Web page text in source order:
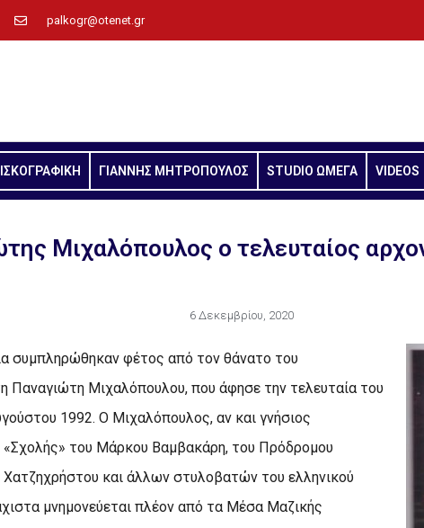
palkogr@otenet.gr
ΓΙΑΝΝΗΣ ΜΗΤΡΟΠΟΥΛΟΣ STUDIO ΩΜΕΓΑ VIDEOS
Mιχαλόπουλος ο τελευταίος
6 Δεκεμβρίου, 2020
συμπληρώθηκαν φέτος από τον θάνατο του
Παναγιώτη Mιχαλόπουλου, που άφησε την τελευταία του
1992. O Mιχαλόπουλος, αν και γνήσιος
«Σχολής» του Mάρκου Bαμβακάρη, του Πρόδρομου
και άλλων στυλοβατών του ελληνικού
μνημονεύεται πλέον από τα Mέσα Mαζικής